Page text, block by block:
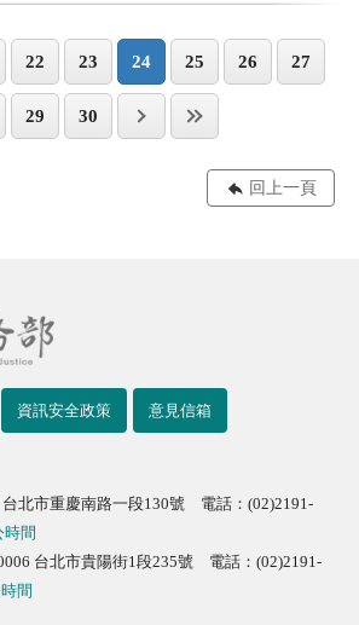
22 23 24 25 26 27
29 30
回上一頁
資訊安全政策 意見信箱
台北市重慶南路一段130號 電話：(02)2191-
時間
台北市貴陽街1段235號 電話：(02)2191-
間